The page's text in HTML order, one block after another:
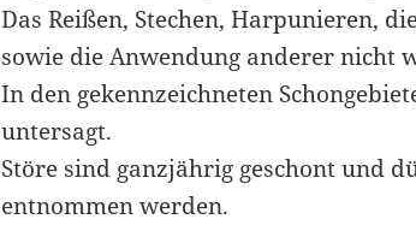
Das Reißen, Stechen, Harpunieren,
sowie die Anwendung anderer nicht
In den gekennzeichneten
untersagt.
Störe sind ganzjährig geschont und
entnommen werden.